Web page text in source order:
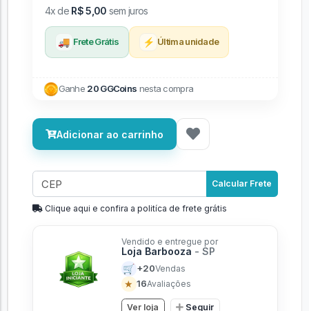
4x de R$ 5,00 sem juros
🚚 Frete Grátis ⚡ Última unidade
Ganhe 20 GGCoins nesta compra
Adicionar ao carrinho
Calcular Frete
Clique aqui e confira a politíca de frete grátis
Vendido e entregue por
Loja Barbooza - SP
🛒 +20Vendas
★ 16Avaliações
Ver loja Seguir